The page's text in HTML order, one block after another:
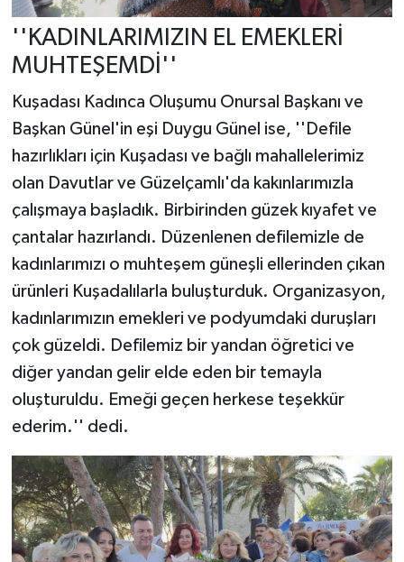
''KADINLARIMIZIN EL EMEKLERİ
MUHTEŞEMDİ''
Kuşadası Kadınca Oluşumu Onursal Başkanı ve
Başkan Günel'in eşi Duygu Günel ise, ''Defile
hazırlıkları için Kuşadası ve bağlı mahallelerimiz
olan Davutlar ve Güzelçamlı'da kakınlarımızla
çalışmaya başladık. Birbirinden güzek kıyafet ve
çantalar hazırlandı. Düzenlenen defilemizle de
kadınlarımızı o muhteşem güneşli ellerinden çıkan
ürünleri Kuşadalılarla buluşturduk. Organizasyon,
kadınlarımızın emekleri ve podyumdaki duruşları
çok güzeldi. Defilemiz bir yandan öğretici ve
diğer yandan gelir elde eden bir temayla
oluşturuldu. Emeği geçen herkese teşekkür
ederim.'' dedi.